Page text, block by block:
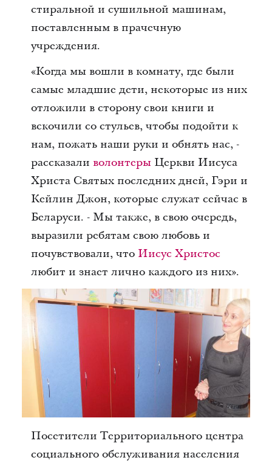
стиральной и сушильной машинам,
поставленным в прачечную
учреждения.
«Когда мы вошли в комнату, где были
самые младшие дети, некоторые из них
отложили в сторону свои книги и
вскочили со стульев, чтобы подойти к
нам, пожать наши руки и обнять нас, -
рассказали волонтеры Церкви Иисуса
Христа Святых последних дней, Гэри и
Кейлин Джон, которые служат сейчас в
Беларуси. - Мы также, в свою очередь,
выразили ребятам свою любовь и
почувствовали, что Иисус Христос
любит и знает лично каждого из них».
Посетители Территориального центра
социального обслуживания населения